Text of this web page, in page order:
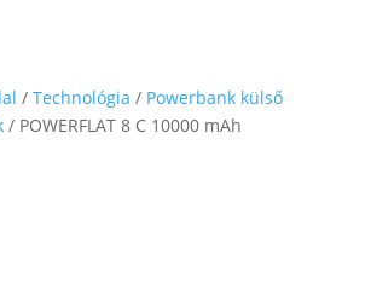
/ Technológia / Powerbank külső
/ POWERFLAT 8 C 10000 mAh